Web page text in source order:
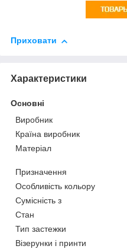
Приховати
Характеристики
Основні
Виробник
Країна виробник
Матеріал
Призначення
Особливість кольору
Сумісність з
Стан
Тип застежки
Візерунки і принти